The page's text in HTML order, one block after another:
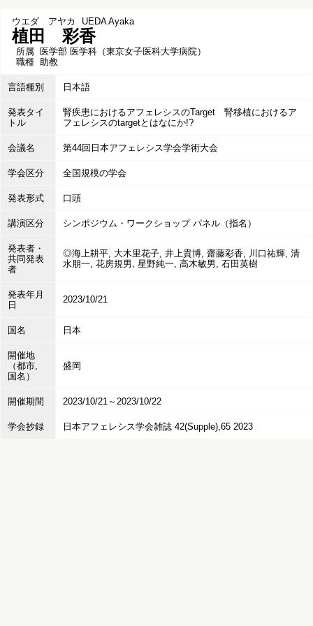
ウエダ アヤカ UEDA Ayaka
植田 彩香
所属 医学部 医学科（東京女子医科大学病院）
職種 助教
言語種別 日本語
発表タイ
トル
腎疾患におけるアフェレシスのTarget 腎移植におけるア
フェレシスのtargetとはなにか!?
会議名 第44回日本アフェレシス学会学術大会
学会区分 全国規模の学会
発表形式 口頭
講演区分 シンポジウム・ワークショップ パネル（指名）
発表者・
共同発表
者
◎海上耕平, 大木里花子, 井上貴博, 齋藤彩香, 川口祐輝, 清
水朋一, 花房規男, 星野純一, 高木敏男, 石田英樹
発表年月
日
2023/10/21
国名 日本
開催地
（都市,
国名）
盛岡
開催期間 2023/10/21～2023/10/22
学会抄録 日本アフェレシス学会雑誌 42(Supple),65 2023